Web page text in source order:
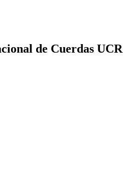
de Cuerdas UCR